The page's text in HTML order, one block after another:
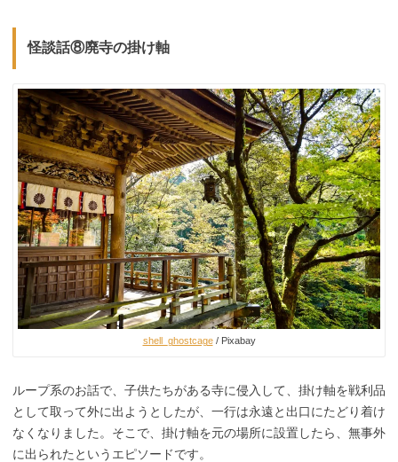
怪談話⑧廃寺の掛け軸
shell_ghostcage/ Pixabay
ループ系のお話で、子供たちがある寺に侵入して、掛け軸を戦利品
として取って外に出ようとしたが、一行は永遠と出口にたどり着け
なくなりました。そこで、掛け軸を元の場所に設置したら、無事外
に出られたというエピソードです。